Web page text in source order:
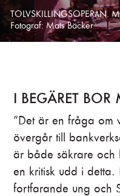
Lucy, hans dotter
Sanna Gibbs
Pastor Kimball
Peter Gardiner
Smith, Polis
Peter Gardiner
Falskmyntarmattias
Angelika Prick
TOLVSKILLINGSOPERAN.
Fotograf: Mats Bäcker
I BEGÄRET BOR
”Det är en fråga om
övergår till
är både säkrare och
en kritisk udd i detta.
fortfarande ung och